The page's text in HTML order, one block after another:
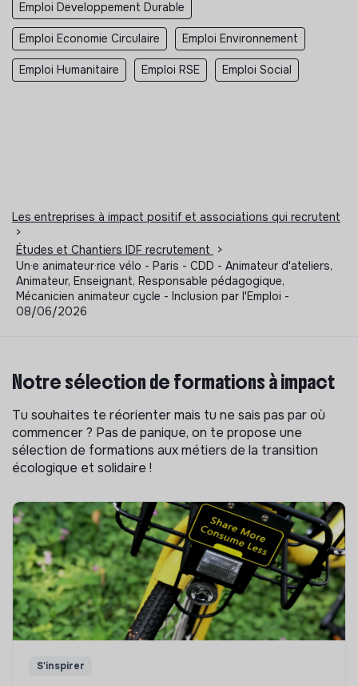
Emploi Developpement Durable
Emploi Economie Circulaire Emploi Environnement
Emploi Humanitaire Emploi RSE Emploi Social
Les entreprises à impact positif et associations qui recrutent
>
Études et Chantiers IDF recrutement
>
Un·e animateur·rice vélo - Paris - CDD - Animateur d'ateliers,
Animateur, Enseignant, Responsable pédagogique,
Mécanicien animateur cycle - Inclusion par l'Emploi -
08/06/2026
Notre sélection de formations à impact
Tu souhaites te réorienter mais tu ne sais pas par où
commencer ? Pas de panique, on te propose une
sélection de formations aux métiers de la transition
écologique et solidaire !
S'inspirer